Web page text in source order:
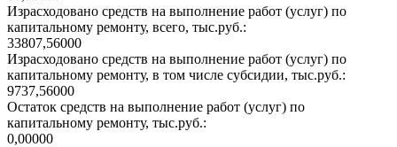
Израсходовано средств на выполнение работ (услуг) по
капитальному ремонту, всего, тыс.руб.:
33807,56000
Израсходовано средств на выполнение работ (услуг) по
капитальному ремонту, в том числе субсидии, тыс.руб.:
9737,56000
Остаток средств на выполнение работ (услуг) по
капитальному ремонту, тыс.руб.:
0,00000